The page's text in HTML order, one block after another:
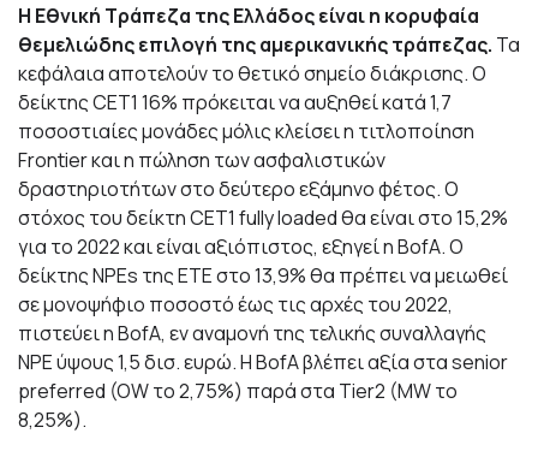
Η Εθνική Τράπεζα της Ελλάδος είναι η κορυφαία
θεμελιώδης επιλογή της αμερικανικής τράπεζας. Τα
κεφάλαια αποτελούν το θετικό σημείο διάκρισης. Ο
δείκτης CET1 16% πρόκειται να αυξηθεί κατά 1,7
ποσοστιαίες μονάδες μόλις κλείσει η τιτλοποίηση
Frontier και η πώληση των ασφαλιστικών
δραστηριοτήτων στο δεύτερο εξάμηνο φέτος. Ο
στόχος του δείκτη CET1 fully loaded θα είναι στο 15,2%
για το 2022 και είναι αξιόπιστος, εξηγεί η BofA. Ο
δείκτης NPEs της ΕΤΕ στο 13,9% θα πρέπει να μειωθεί
σε μονοψήφιο ποσοστό έως τις αρχές του 2022,
πιστεύει η BofA, εν αναμονή της τελικής συναλλαγής
NPE ύψους 1,5 δισ. ευρώ. H BofA βλέπει αξία στα senior
preferred (OW το 2,75%) παρά στα Tier2 (MW το
8,25%).